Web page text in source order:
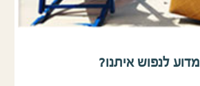
מדוע לנפוש איתנו?